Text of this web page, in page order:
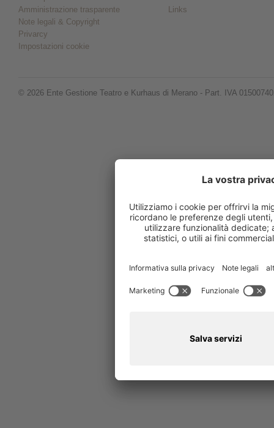
Amministrazione trasparente
Note legali & Copyright
Privarcy
Impostazioni cookie
Links
© 2026 Ente Gestione Teatro e Kurhaus di Merano - Part. IVA